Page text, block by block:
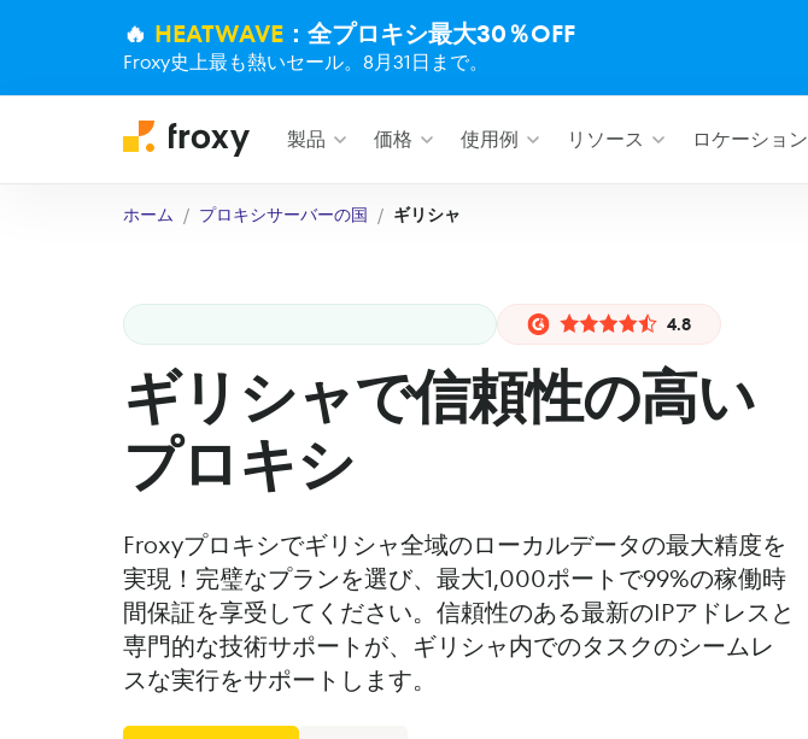
🔥 HEATWAVE ：全プロキシ最大30％OFF
Froxy史上最も熱いセール。8月31日まで。
製品 価格 使用例 リソース ロケーション
ホーム プロキシサーバーの国 ギリシャ
4.8
ギリシャで信頼性の高い
プロキシ
Froxyプロキシでギリシャ全域のローカルデータの最大精度を
実現！完璧なプランを選び、最大1,000ポートで99%の稼働時
間保証を享受してください。信頼性のある最新のIPアドレスと
専門的な技術サポートが、ギリシャ内でのタスクのシームレ
スな実行をサポートします。